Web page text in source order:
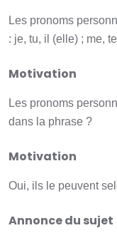
Les pronoms
: je, tu, il (elle) ; me,
Motivation
Les pronoms
dans la phrase ?
Motivation
Oui, ils le peuvent
Annonce du sujet